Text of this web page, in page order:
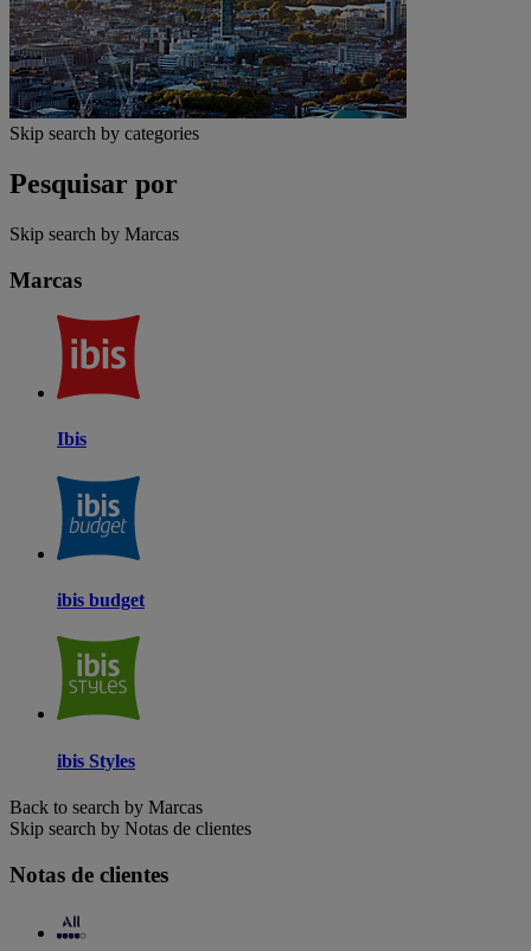
Skip search by categories
Pesquisar por
Skip search by Marcas
Marcas
Ibis
ibis budget
ibis Styles
Back to search by Marcas
Skip search by Notas de clientes
Notas de clientes